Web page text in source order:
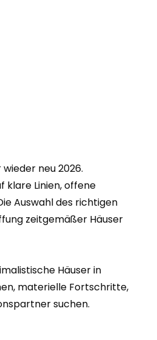
neu 2026.
klare Linien, offene
Auswahl des richtigen
zeitgemäßer Häuser
Häuser in
materielle Fortschritte,
suchen.